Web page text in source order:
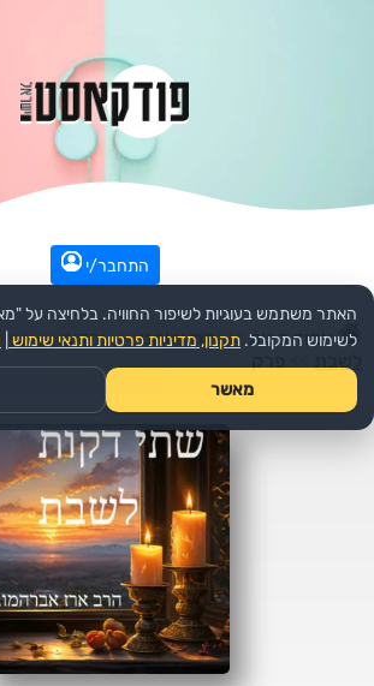
התחבר/י
עמוד הבית >> דת ורוחני >> יהדות >>
האתר משתמש בעוגיות לשיפור החוויה. בלחיצה על
לשימוש המקובל. תקנון, מדיניות פרטיות ותנאי שימוש
מאשר